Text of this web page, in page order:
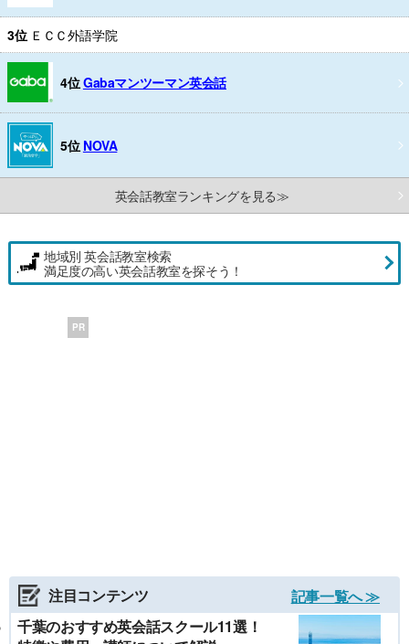
3位 ＥＣＣ外語学院
4位Gabaマンツーマン英会話
5位 NOVA
英会話教室ランキングを見る≫
地域別 英会話教室検索
満足度の高い英会話教室を探そう！
PR
注目コンテンツ
記事一覧へ ≫
千葉のおすすめ英会話スクール11選！